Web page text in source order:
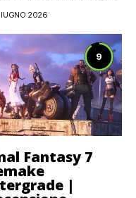
2026
9
Fantasy 7
|